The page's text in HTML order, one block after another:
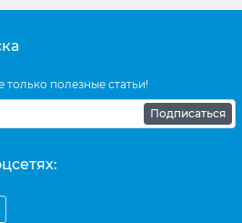
только полезные статьи!
Подписаться